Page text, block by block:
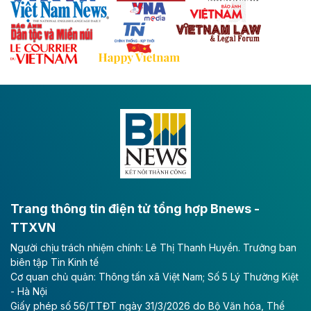
Theo baodautu.vn
Đề xuất đầu tư 11.500 tỷ đồng xây dựng cao
tốc CT.11 qua Ninh Bình
Đông A dài khoảng 25,1 km được kỳ vọng sẽ tạo động
lực phát triển kinh tế - xã hội khu vực phía Nam đồng
Long Thành
Tổng công ty Cảng hàng không Việt Nam - CTCP
(ACV) vừa lập kỷ lục mới về lợi nhuận trong quý
II/2026.
Theo baodautu.vn
Trang thông tin điện tử tổng hợp Bnews -
TTXVN
Người chịu trách nhiệm chính: Lê Thị Thanh Huyền. Trưởng ban
biên tập Tin Kinh tế
Cơ quan chủ quản: Thông tấn xã Việt Nam; Số 5 Lý Thường Kiệt
- Hà Nội
Giấy phép số 56/TTĐT ngày 31/3/2026 do Bộ Văn hóa, Thể